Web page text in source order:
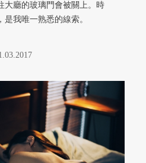
大廳的玻璃門會被關上。時
是我唯一熟悉的線索。